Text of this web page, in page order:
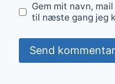
Gem mit navn,
til næste gang jeg